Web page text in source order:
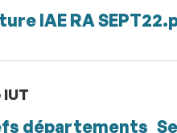
IAE RA